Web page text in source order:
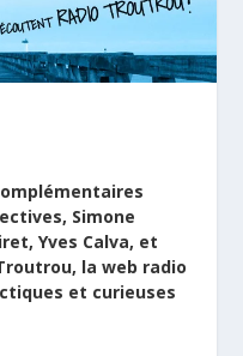
Simone
Yves Calva, et
la web radio
et curieuses